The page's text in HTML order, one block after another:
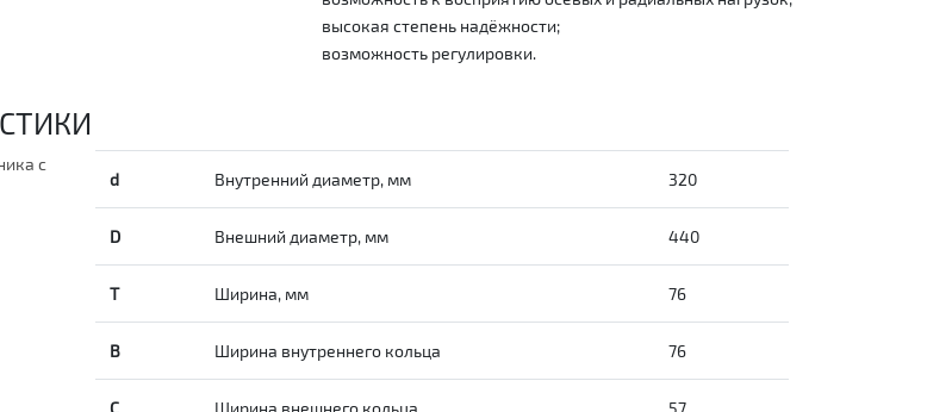
высокая степень надёжности;
возможность регулировки.
d Внутренний диаметр, мм 320
D Внешний диаметр, мм 440
T Ширина, мм 76
B Ширина внутреннего кольца 76
С Ширина внешнего кольца 57